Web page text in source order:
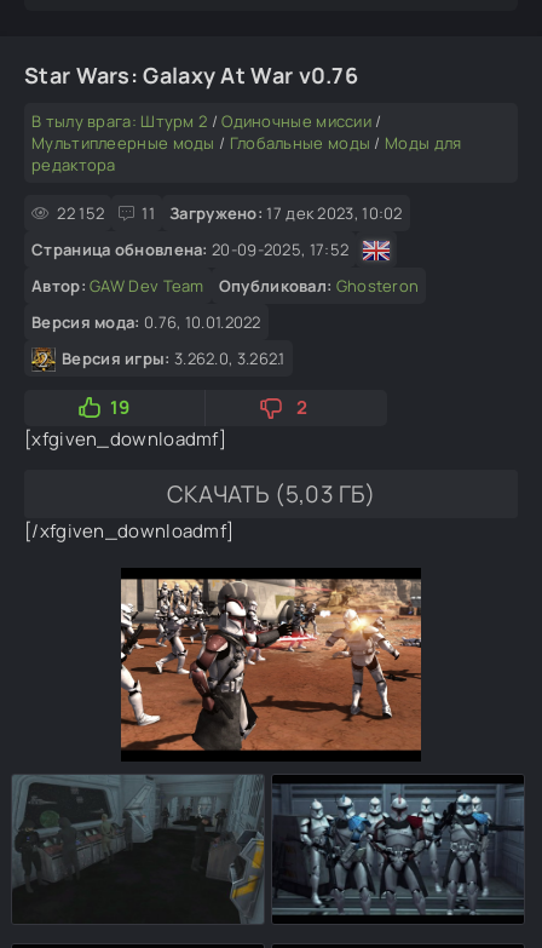
Star Wars: Galaxy At War v0.76
В тылу врага: Штурм 2 /Одиночные миссии /
Мультиплеерные моды / Глобальные моды / Моды для
редактора
22 152 11 Загружено: 17 дек 2023, 10:02
Страница обновлена: 20-09-2025, 17:52
Автор: GAW Dev Team Опубликовал: Ghosteron
Версия мода: 0.76, 10.01.2022
Версия игры: 3.262.0, 3.262.1
19
2
[xfgiven_downloadmf]
СКАЧАТЬ (5,03 ГБ)
[/xfgiven_downloadmf]